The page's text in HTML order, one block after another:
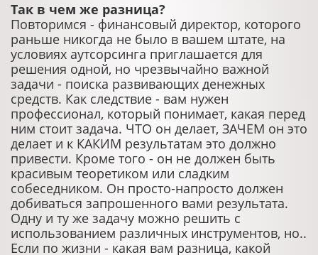
Так в чем же разница?
Повторимся - финансовый директор, которого
раньше никогда не было в вашем штате, на
условиях аутсорсинга приглашается для
решения одной, но чрезвычайно важной
задачи - поиска развивающих денежных
средств. Как следствие - вам нужен
профессионал, который понимает, какая перед
ним стоит задача. ЧТО он делает, ЗАЧЕМ он это
делает и к КАКИМ результатам это должно
привести. Кроме того - он не должен быть
красивым теоретиком или сладким
собеседником. Он просто-напросто должен
добиваться запрошенного вами результата.
Одну и ту же задачу можно решить с
использованием различных инструментов, но..
Если по жизни - какая вам разница, какой